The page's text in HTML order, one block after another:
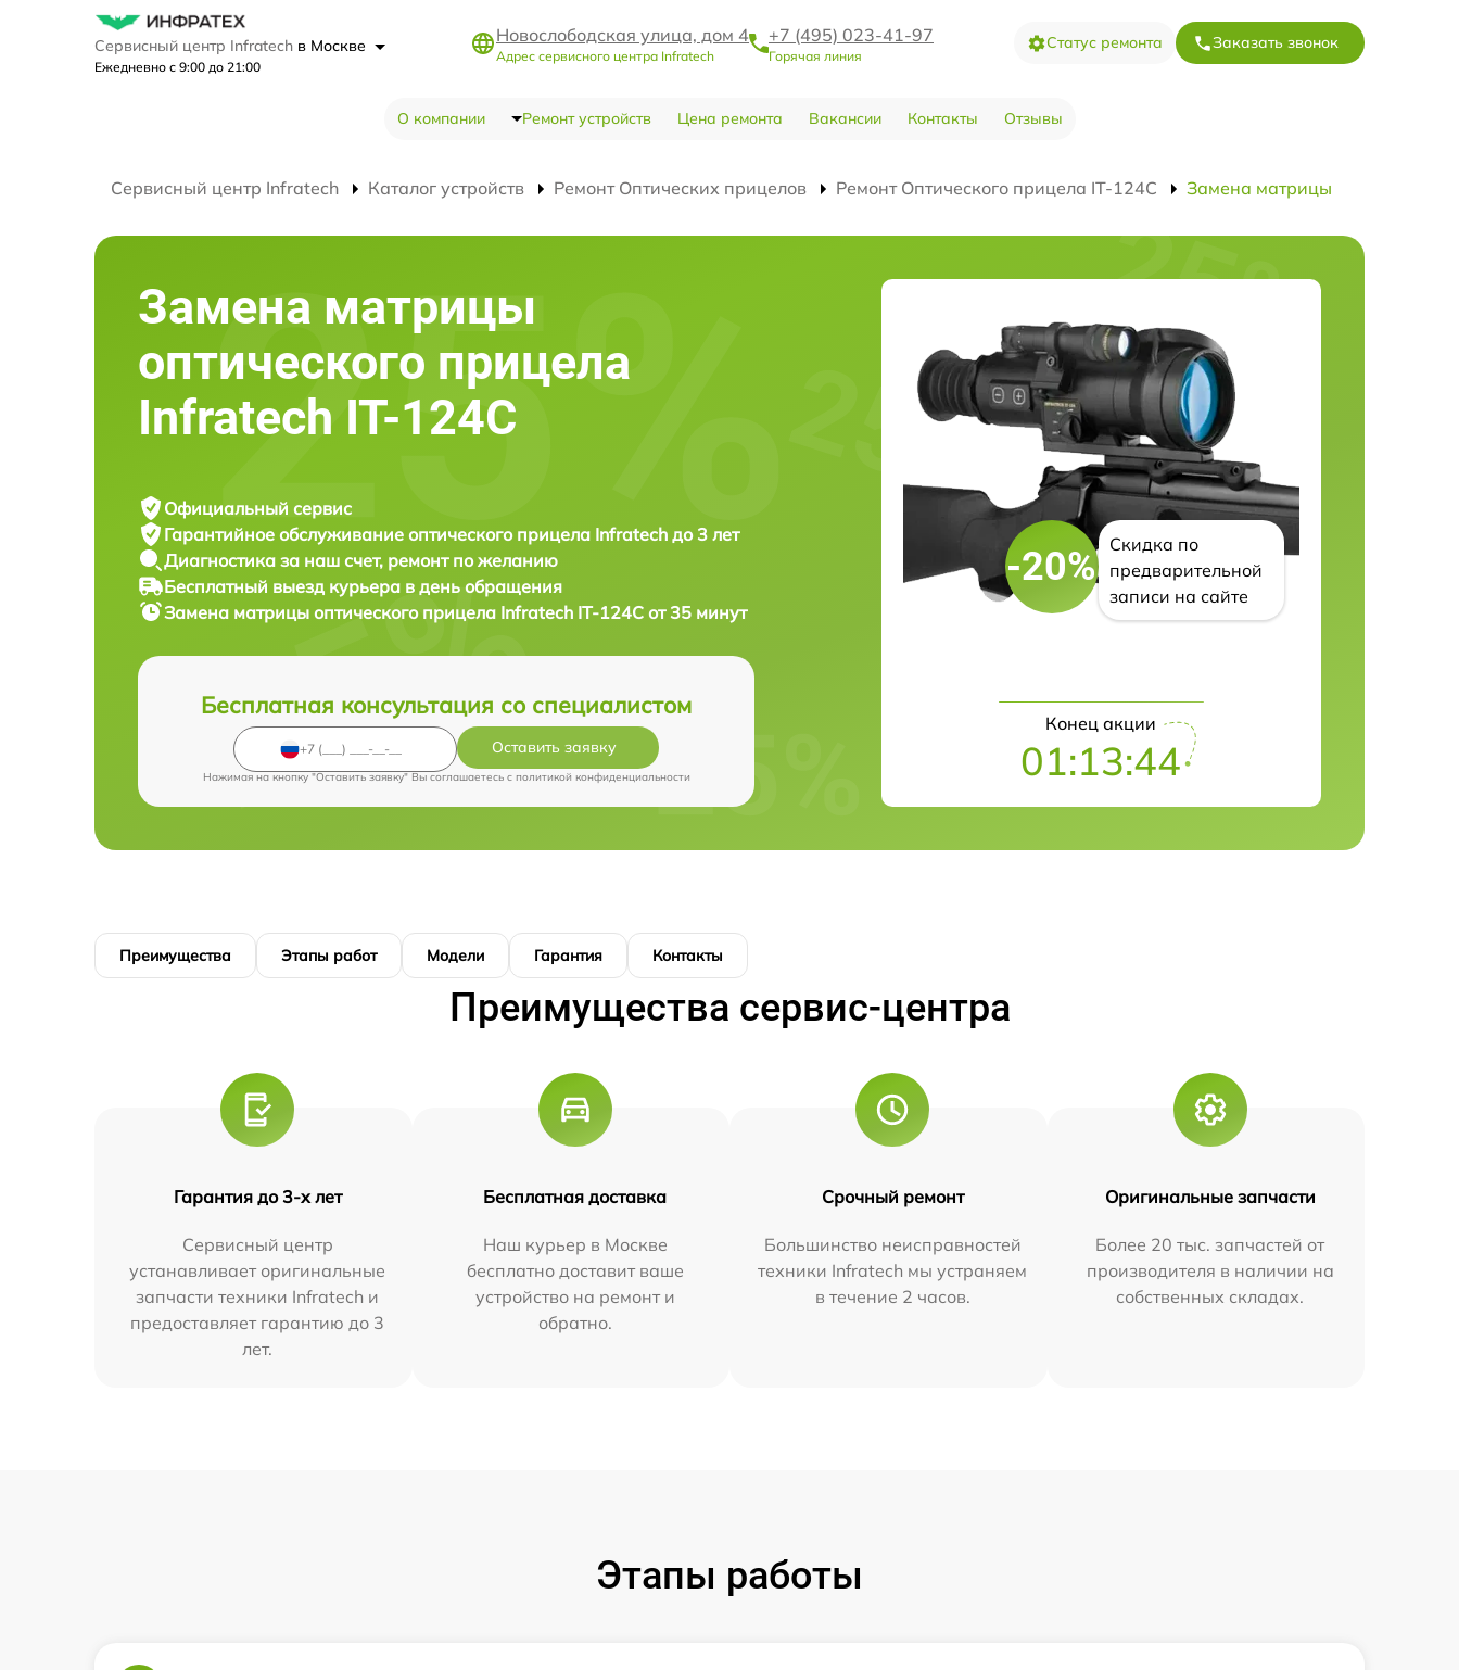
Сервисный центр Infratech в Москве
Ежедневно с 9:00 до 21:00
Новослободская улица, дом 4
Адрес сервисного центра Infratech
+7 (495) 023-41-97
Горячая линия
Статус ремонта Заказать звонок
О компании Ремонт устройств Цена ремонта Вакансии Контакты Отзывы
Сервисный центр Infratech Каталог устройств Ремонт Оптических прицелов Ремонт Оптического прицела IT-124C Замена матрицы
Замена матрицы
оптического прицела
Infratech IT-124C
Официальный сервис
Гарантийное обслуживание оптического прицела Infratech до 3 лет
Диагностика за наш счет, ремонт по желанию
Бесплатный выезд курьера в день обращения
Замена матрицы оптического прицела Infratech IT-124C от 35 минут
Бесплатная консультация со специалистом
Оставить заявку
Нажимая на кнопку "Оставить заявку" Вы соглашаетесь c политикой конфиденциальности
-20%
Скидка по
предварительной
записи на сайте
Конец акции
01:13:43
Преимущества Этапы работ Модели Гарантия Контакты
Преимущества сервис-центра
Гарантия до 3-х лет
Сервисный центр
устанавливает оригинальные
запчасти техники Infratech и
предоставляет гарантию до 3
лет.
Бесплатная доставка
Наш курьер в Москве
бесплатно доставит ваше
устройство на ремонт и
обратно.
Срочный ремонт
Большинство неисправностей
техники Infratech мы устраняем
в течение 2 часов.
Оригинальные запчасти
Более 20 тыс. запчастей от
производителя в наличии на
собственных складах.
Этапы работы